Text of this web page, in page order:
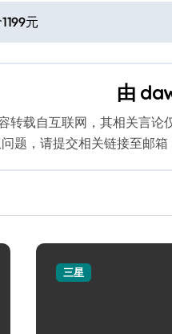
元
由
转载自互联网，其相关言
题，请提交相关链接至邮
三星